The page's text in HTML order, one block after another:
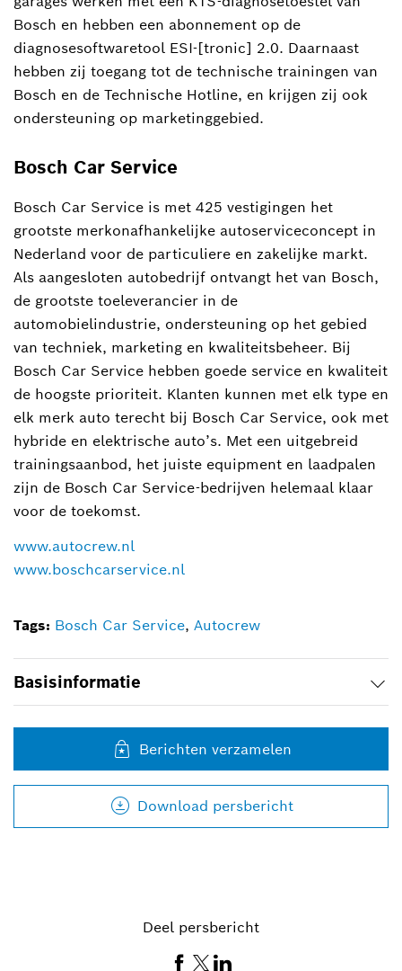
Bosch en hebben een abonnement op de
diagnosesoftwaretool ESI-[tronic] 2.0. Daarnaast
hebben zij toegang tot de technische trainingen van
Bosch en de Technische Hotline, en krijgen zij ook
ondersteuning op marketinggebied.
Bosch Car Service
Bosch Car Service is met 425 vestigingen het
grootste merkonafhankelijke autoserviceconcept in
Nederland voor de particuliere en zakelijke markt.
Als aangesloten autobedrijf ontvangt het van Bosch,
de grootste toeleverancier in de
automobielindustrie, ondersteuning op het gebied
van techniek, marketing en kwaliteitsbeheer. Bij
Bosch Car Service hebben goede service en kwaliteit
de hoogste prioriteit. Klanten kunnen met elk type en
elk merk auto terecht bij Bosch Car Service, ook met
hybride en elektrische auto’s. Met een uitgebreid
trainingsaanbod, het juiste equipment en laadpalen
zijn de Bosch Car Service-bedrijven helemaal klaar
voor de toekomst.
www.autocrew.nl
www.boschcarservice.nl
Tags: Bosch Car Service, Autocrew
Basisinformatie
Berichten verzamelen
Download persbericht
Deel persbericht